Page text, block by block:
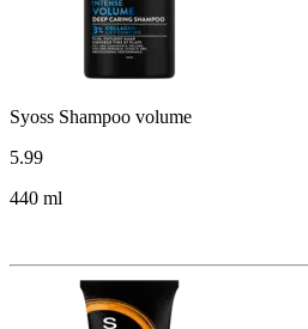
Syoss Shampoo volume
5.99
440 ml